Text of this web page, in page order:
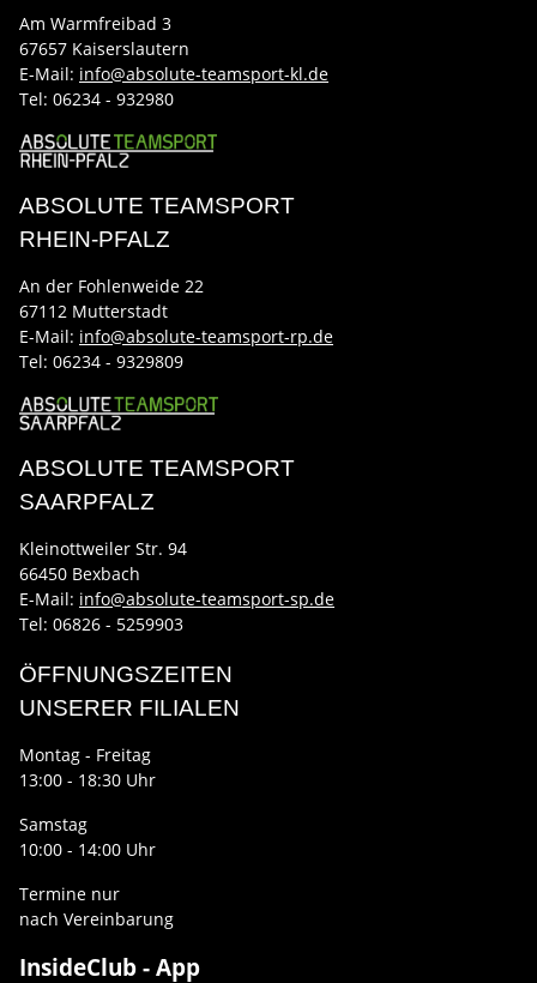
Am Warmfreibad 3
67657 Kaiserslautern
E-Mail: info@absolute-teamsport-kl.de
Tel: 06234 - 932980
ABSOLUTE TEAMSPORT
RHEIN-PFALZ
An der Fohlenweide 22
67112 Mutterstadt
E-Mail: info@absolute-teamsport-rp.de
Tel: 06234 - 9329809
ABSOLUTE TEAMSPORT
SAARPFALZ
Kleinottweiler Str. 94
66450 Bexbach
E-Mail: info@absolute-teamsport-sp.de
Tel: 06826 - 5259903
ÖFFNUNGSZEITEN
UNSERER FILIALEN
Montag - Freitag
13:00 - 18:30 Uhr
Samstag
10:00 - 14:00 Uhr
Termine nur
nach Vereinbarung
InsideClub - App